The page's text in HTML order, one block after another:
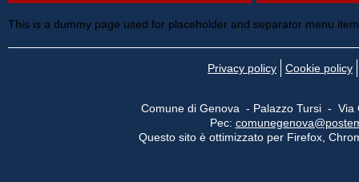
This is a dummy page used for placeholder and separator menu
Privacy policy Cookie policy
Comune di Genova - Palazzo Tursi -
Pec:
Questo sito è ottimizzato per Firefox,